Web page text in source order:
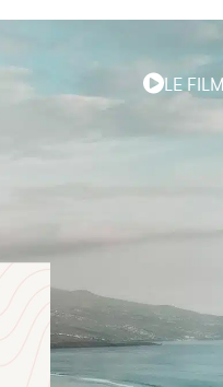
LE FILM